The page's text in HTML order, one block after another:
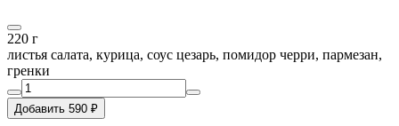
220 г
листья салата, курица, соус цезарь, помидор черри, пармезан,
гренки
Добавить 590 ₽